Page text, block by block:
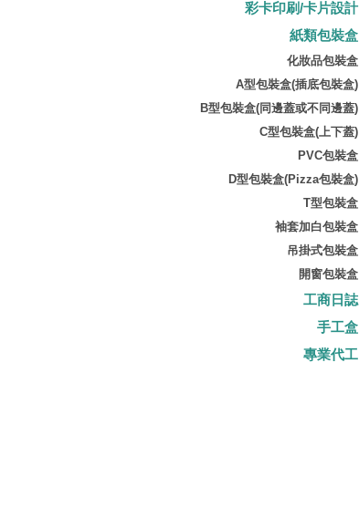
彩卡印刷/卡片設計
紙類包裝盒
化妝品包裝盒
A型包裝盒(插底包裝盒)
B型包裝盒(同邊蓋或不同邊蓋)
C型包裝盒(上下蓋)
PVC包裝盒
D型包裝盒(Pizza包裝盒)
T型包裝盒
袖套加白包裝盒
吊掛式包裝盒
開窗包裝盒
工商日誌
手工盒
專業代工